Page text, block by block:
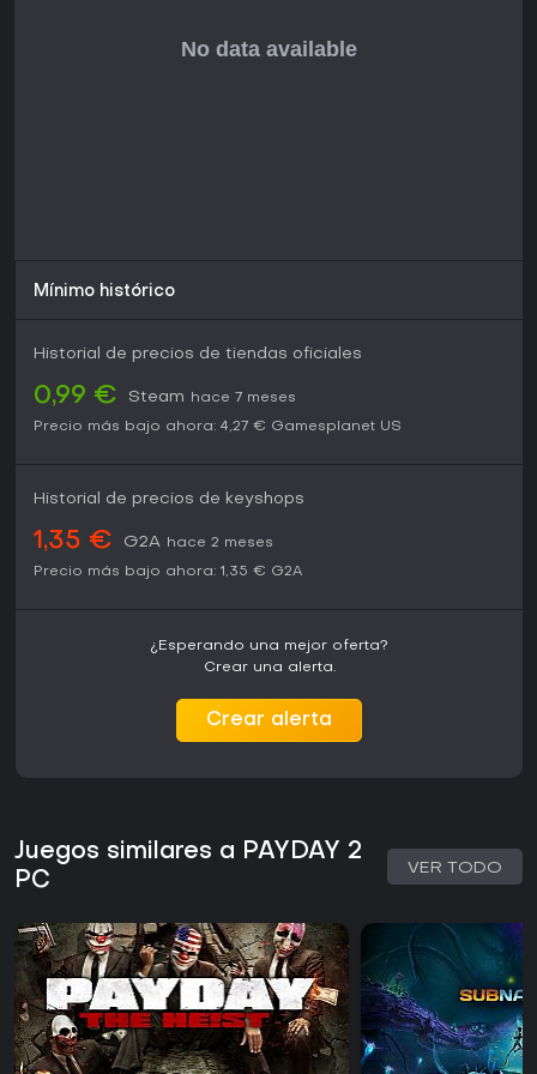
Mínimo histórico
Historial de precios de tiendas oficiales
0,99 € Steam
hace 7 meses
Precio más bajo ahora: 4,27 € Gamesplanet US
Historial de precios de keyshops
1,35 € G2A hace 2 meses
Precio más bajo ahora: 1,35 € G2A
¿Esperando una mejor oferta?
Crear una alerta.
Crear alerta
Juegos similares a PAYDAY 2
PC
VER TODO